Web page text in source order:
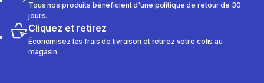
Tous nos produits bénéficient d'une politique de retour de 30
jours.
Cliquez et retirez
Économisez les frais de livraison et retirez votre colis au
magasin.